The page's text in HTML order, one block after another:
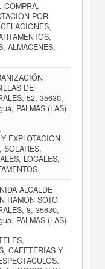
COMPRA,
POR
ALMACENES,
DE
52, 35630,
PALMAS (LAS)
EXPLOTACION
SOLARES,
LOCALES,
ALCALDE
RAMON SOTO
8, 35630,
PALMAS (LAS)
CAFETERIAS Y